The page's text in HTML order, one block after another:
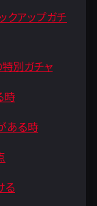
クアップガチ
別ガチャ
時
ある時
る